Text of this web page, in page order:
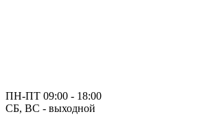
ПН-ПТ 09:00 - 18:00
СБ, ВС - выходной